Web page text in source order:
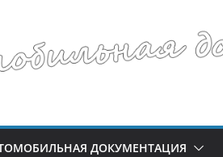
ДОКУМЕНТАЦИЯ